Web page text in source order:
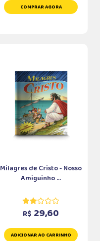
COMPRAR AGORA
Milagres de Cristo - Nosso
Amiguinho ...
R$ 29,60
ADICIONAR AO CARRINHO